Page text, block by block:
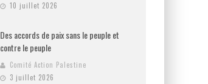
10 juillet 2026
Des accords de paix sans le peuple et
contre le peuple
Comité Action Palestine
3 juillet 2026